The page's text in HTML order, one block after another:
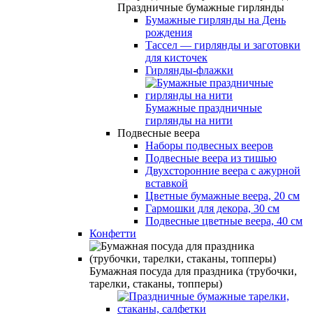
Праздничные бумажные гирлянды
Бумажные гирлянды на День
рождения
Тассел — гирлянды и заготовки
для кисточек
Гирлянды-флажки
Бумажные праздничные
гирлянды на нити
Подвесные веера
Наборы подвесных вееров
Подвесные веера из тишью
Двухсторонние веера с ажурной
вставкой
Цветные бумажные веера, 20 см
Гармошки для декора, 30 см
Подвесные цветные веера, 40 см
Конфетти
Бумажная посуда для праздника (трубочки,
тарелки, стаканы, топперы)